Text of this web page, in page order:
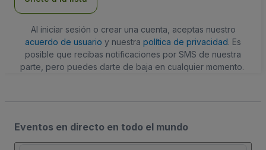
Al iniciar sesión o crear una cuenta, aceptas nuestro
acuerdo de usuario y nuestra política de privacidad. Es
posible que recibas notificaciones por SMS de nuestra
parte, pero puedes darte de baja en cualquier momento.
Eventos en directo en todo el mundo